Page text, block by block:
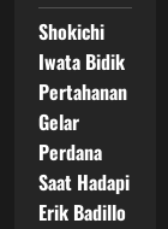
Shokichi
Iwata Bidik
Pertahanan
Gelar
Perdana
Saat Hadapi
Erik Badillo